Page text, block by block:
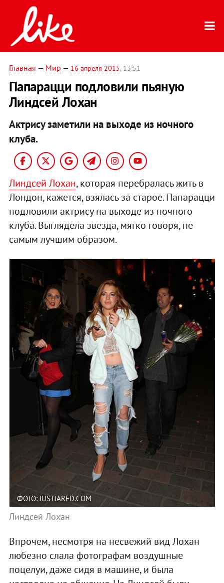
Главная — Мир — 16 апреля 2015, 13:51
Папарацци подловили пьяную
Линдсей Лохан
Актрису заметили на выходе из ночного
клуба.
Линдсей Лохан, которая перебралась жить в
Лондон, кажется, взялась за старое. Папарацци
подловили актрису на выходе из ночного
клуба. Выглядела звезда, мягко говоря, не
самым лучшим образом.
ФОТО: JUSTJARED.COM
Линдсей Лохан
Впрочем, несмотря на несвежий вид Лохан
любезно слала фотографам воздушные
поцелуи, даже сидя в машине, и была